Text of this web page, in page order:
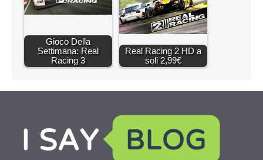
Gioco Della
Settimana: Real
Racing 3
Real Racing 2 HD a
soli 2,99€